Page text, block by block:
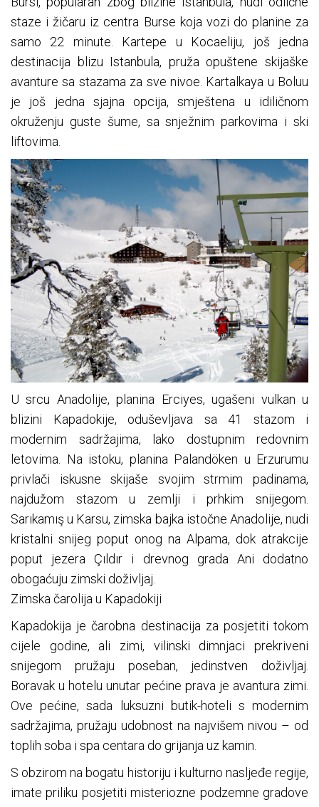
staze i žičaru iz centra Burse koja vozi do planine za
samo 22 minute. Kartepe u Kocaeliju, još jedna
destinacija blizu Istanbula, pruža opuštene skijaške
avanture sa stazama za sve nivoe. Kartalkaya u Boluu
je još jedna sjajna opcija, smještena u idiličnom
okruženju guste šume, sa snježnim parkovima i ski
liftovima.
U srcu Anadolije, planina Erciyes, ugašeni vulkan u
blizini Kapadokije, oduševljava sa 41 stazom i
modernim sadržajima, lako dostupnim redovnim
letovima. Na istoku, planina Palandöken u Erzurumu
privlači iskusne skijaše svojim strmim padinama,
najdužom stazom u zemlji i prhkim snijegom.
Sarıkamış u Karsu, zimska bajka istočne Anadolije, nudi
kristalni snijeg poput onog na Alpama, dok atrakcije
poput jezera Çıldır i drevnog grada Ani dodatno
obogaćuju zimski doživljaj.
Zimska čarolija u Kapadokiji
Kapadokija je čarobna destinacija za posjetiti tokom
cijele godine, ali zimi, vilinski dimnjaci prekriveni
snijegom pružaju poseban, jedinstven doživljaj.
Boravak u hotelu unutar pećine prava je avantura zimi.
Ove pećine, sada luksuzni butik-hoteli s modernim
sadržajima, pružaju udobnost na najvišem nivou – od
toplih soba i spa centara do grijanja uz kamin.
S obzirom na bogatu historiju i kulturno nasljeđe regije,
imate priliku posjetiti misteriozne podzemne gradove